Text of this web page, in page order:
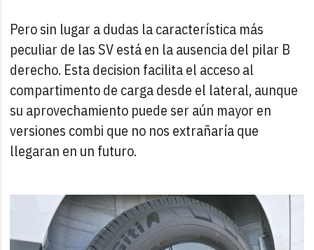
Pero sin lugar a dudas la característica más
peculiar de las SV está en la ausencia del pilar B
derecho. Esta decision facilita el acceso al
compartimento de carga desde el lateral, aunque
su aprovechamiento puede ser aún mayor en
versiones combi que no nos extrañaría que
llegaran en un futuro.